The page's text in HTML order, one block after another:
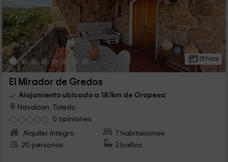
25 Fotos
El Mirador de Gredos
Alojamiento ubicado a 18.1km de Oropesa
Navalcan, Toledo
0 opiniones
Alquiler íntegro
7 habitaciones
20 personas
3 baños